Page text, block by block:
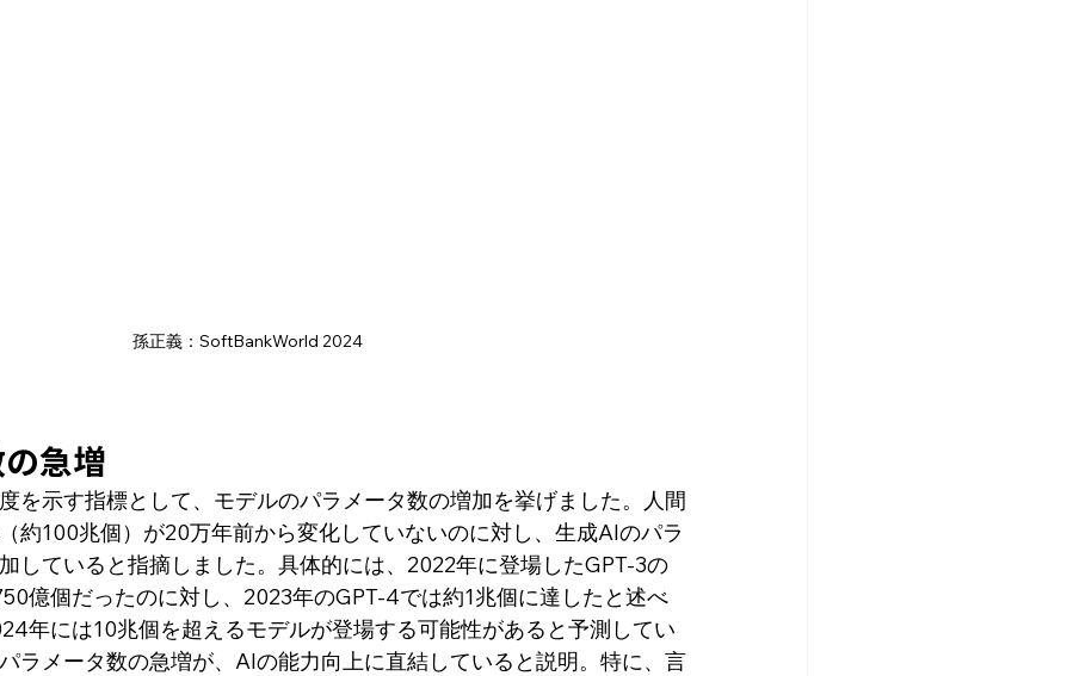
孫正義：SoftBankWorld 2024
急増
を示す指標として、モデルのパラメータ数の増加を挙げました。人間
約100兆個）が20万年前から変化していないのに対し、生成AIのパラ
していると指摘しました。具体的には、2022年に登場したGPT-3の
億個だったのに対し、2023年のGPT-4では約1兆個に達したと述べ
年には10兆個を超えるモデルが登場する可能性があると予測してい
ラメータ数の急増が、AIの能力向上に直結していると説明。特に、言